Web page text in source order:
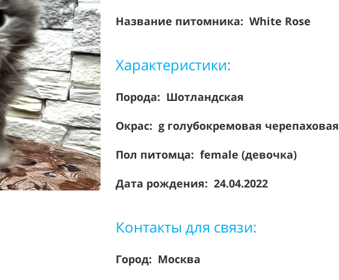
Название питомника: White Rose
Характеристики:
Порода: Шотландская
Окрас: g голубокремовая черепаховая
Пол питомца: female (девочка)
Дата рождения: 24.04.2022
Контакты для связи:
Город: Москва